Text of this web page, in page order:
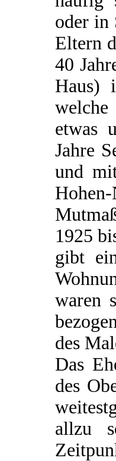
oder in
Eltern
40
Haus)
etwas
Jahre
und
1925
gibt
waren
des
Das
des
allzu